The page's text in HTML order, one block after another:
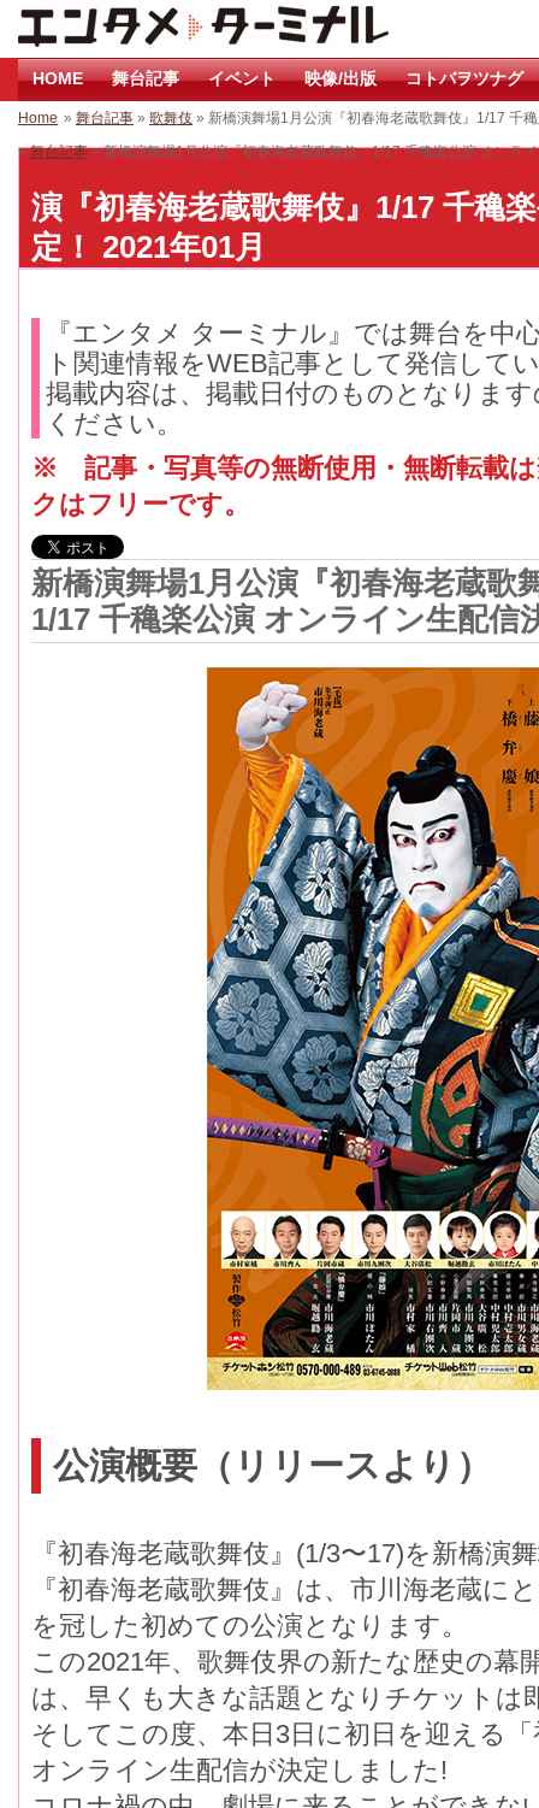
HOME 舞台記事 イベント 映像/出版 コトバヲツナグ
Home » 舞台記事 » 歌舞伎 » 新橋演舞場1月公演『初春海老蔵歌舞伎』1/17 千
»舞台記事» 新橋演舞場1月公演『初春海老蔵歌舞伎』1/17 千穐楽公演 オンラ
演『初春海老蔵歌舞伎』1/17 千穐
定！ 2021年01月
『エンタメ ターミナル』では舞台を中
ト関連情報をWEB記事として発信して
掲載内容は、掲載日付のものとなりま
ください。
※ 記事・写真等の無断使用・無断転載
クはフリーです。
新橋演舞場1月公演『初春海老蔵歌
1/17 千穐楽公演 オンライン生配信
公演概要（リリースより）
『初春海老蔵歌舞伎』(1/3〜17)を新橋演
『初春海老蔵歌舞伎』は、市川海老蔵に
を冠した初めての公演となります。
この2021年、歌舞伎界の新たな歴史の幕
は、早くも大きな話題となりチケットは
そしてこの度、本日3日に初日を迎える
オンライン生配信が決定しました!